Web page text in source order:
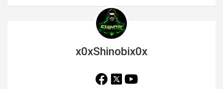
x0xShinobix0x